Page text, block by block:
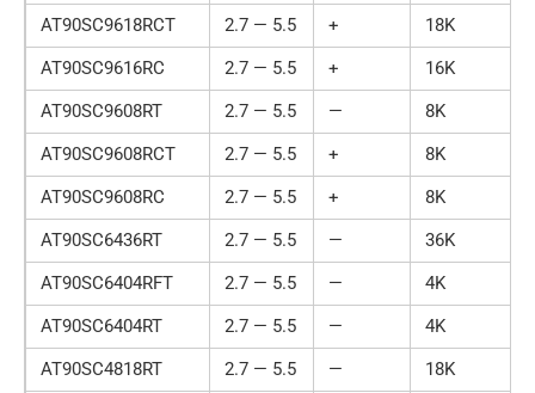
AT90SC9618RCT
2.7 — 5.5 + 18K
AT90SC9616RC
2.7 — 5.5 + 16K
AT90SC9608RT
2.7 — 5.5 — 8K
AT90SC9608RCT
2.7 — 5.5 + 8K
AT90SC9608RC
2.7 — 5.5 + 8K
AT90SC6436RT
2.7 — 5.5 — 36K
AT90SC6404RFT
2.7 — 5.5 — 4K
AT90SC6404RT
2.7 — 5.5 — 4K
AT90SC4818RT
2.7 — 5.5 — 18K